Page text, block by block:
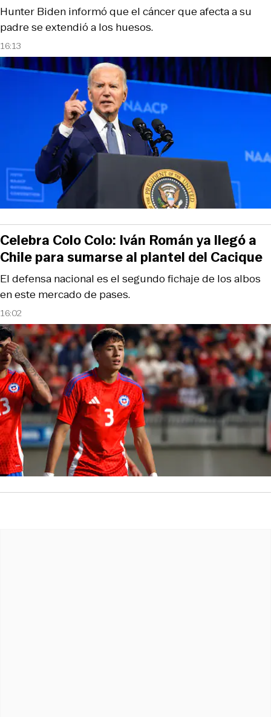
16:13
Hunter Biden informó que el cáncer que afecta a su
padre se extendió a los huesos.
16:02
El defensa nacional es el segundo fichaje de los albos
en este mercado de pases.
Celebra Colo Colo: Iván Román ya llegó a
Chile para sumarse al plantel del Cacique